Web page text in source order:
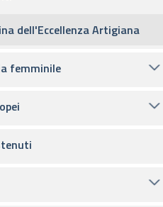
dell'Eccellenza Artigiana
femminile